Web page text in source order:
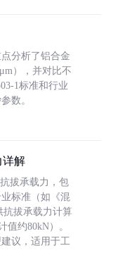
分析了铝合金
），并对比不
1标准和行业
数。
详解
拔承载力，包
标准（如《混
抗拔承载力计算
值约80kN）。
议，适用于工